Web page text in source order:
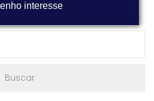
interesse